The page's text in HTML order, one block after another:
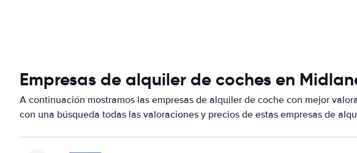
Empresas de alquiler de coches en
A continuación mostramos las empresas de alquiler de coche con mejor
con una búsqueda todas las valoraciones y precios de estas empresas de